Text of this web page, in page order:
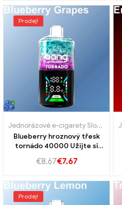
Prodej!
Jednorázové e-cigarety Slovensko ,
Blueberry hroznový třesk
tornádo 40000 Užijte si
hroznů
€8.67€7.67
Prodej!